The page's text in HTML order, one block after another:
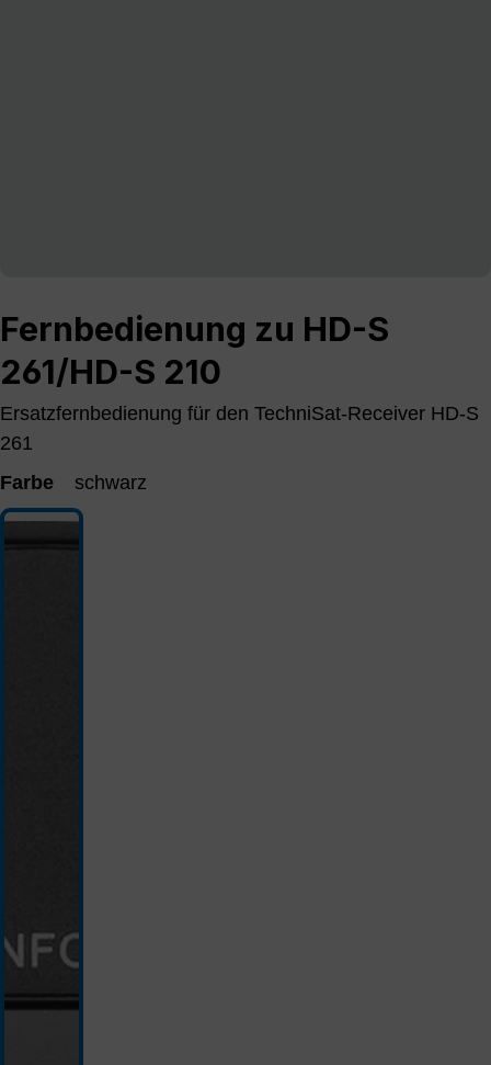
Fernbedienung zu HD-S
261/HD-S 210
Ersatzfernbedienung für den TechniSat-Receiver HD-S
261
Farbe
schwarz